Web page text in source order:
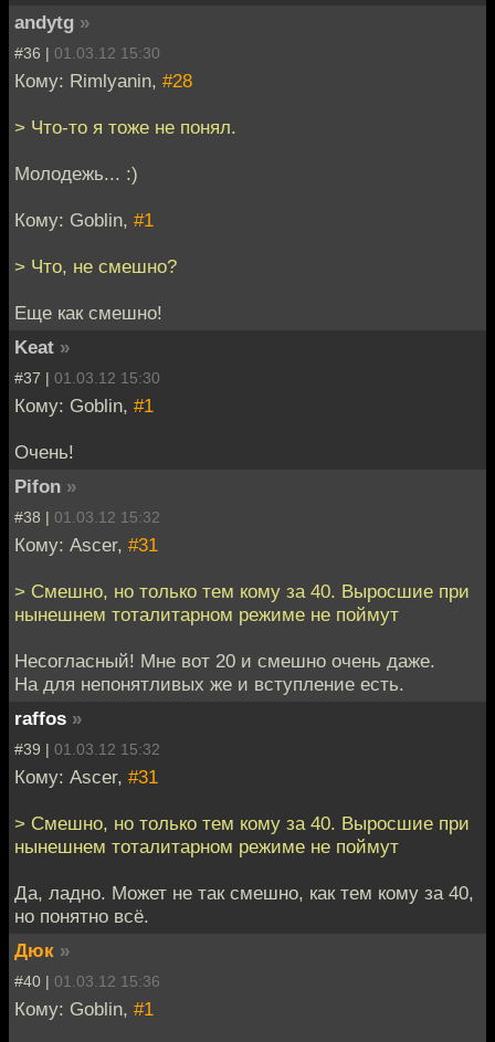
andytg »
#36 | 01.03.12 15:30
Кому: Rimlyanin, #28
> Что-то я тоже не понял.
Молодежь... :)
Кому: Goblin, #1
> Что, не смешно?
Еще как смешно!
Keat »
#37 | 01.03.12 15:30
Кому: Goblin, #1
Очень!
Pifon »
#38 | 01.03.12 15:32
Кому: Ascer, #31
> Смешно, но только тем кому за 40. Выросшие при
нынешнем тоталитарном режиме не поймут
Несогласный! Мне вот 20 и смешно очень даже.
На для непонятливых же и вступление есть.
raffos »
#39 | 01.03.12 15:32
Кому: Ascer, #31
> Смешно, но только тем кому за 40. Выросшие при
нынешнем тоталитарном режиме не поймут
Да, ладно. Может не так смешно, как тем кому за 40,
но понятно всё.
Дюк »
#40 | 01.03.12 15:36
Кому: Goblin, #1